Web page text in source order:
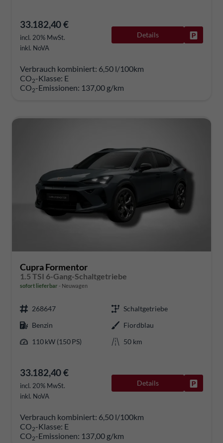
33.182,40 €
incl. 20% MwSt.
inkl. NoVA
Details
Verbrauch kombiniert: 6,50 l/100km
CO2-Klasse: E
CO2-Emissionen: 137,00 g/km
Cupra Formentor
1.5 TSI 6-Gang-Schaltgetriebe
sofort lieferbar Neuwagen
268647
Schaltgetriebe
Benzin
Fiordblau
110 kW (150 PS)
50 km
33.182,40 €
incl. 20% MwSt.
inkl. NoVA
Details
Verbrauch kombiniert: 6,50 l/100km
CO2-Klasse: E
CO2-Emissionen: 137,00 g/km